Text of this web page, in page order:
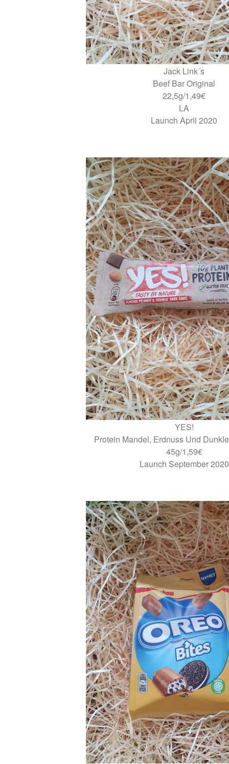
Jack Link´s
Beef Bar Original
22,5g/1,49€
LA
Launch April 2020
YES!
Protein Mandel, Erdnuss Und
45g/1,59€
Launch September 2020